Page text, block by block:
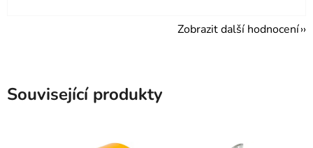
Zobrazit další hodnocení
Související produkty